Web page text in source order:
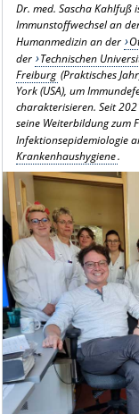
Dr. med. Sascha
Immunstoffwechsel an
Humanmedizin an der
der Technischen
Freiburg (Praktisches
York (USA), um
charakterisieren. Seit
seine Weiterbildung zum
Infektionsepidemiologie
Krankenhaushygiene.